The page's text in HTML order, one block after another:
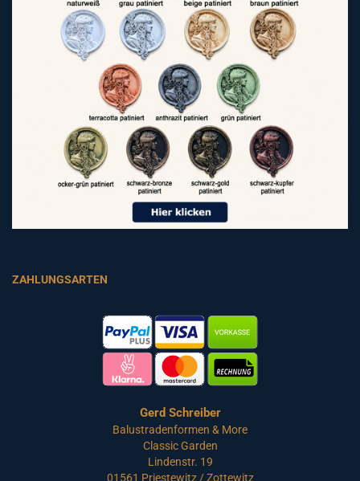
ZAHLUNGSARTEN
Gerd Schreiber
Balustradenformen & More
Classic Garden
Lindenstr. 19
01561 Priestewitz / Zottewitz